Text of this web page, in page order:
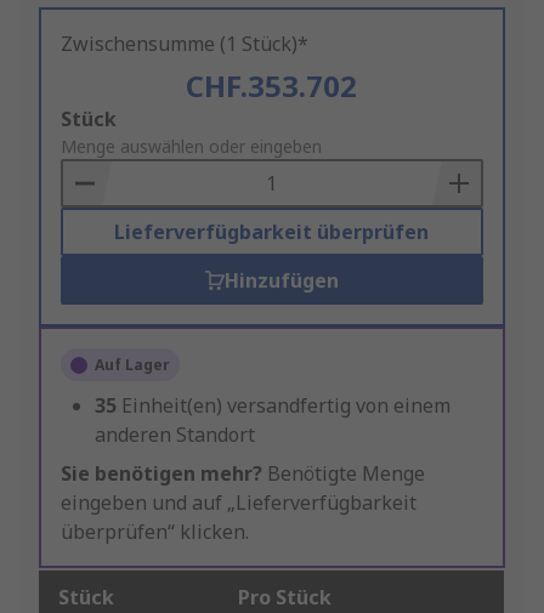
Zwischensumme (1 Stück)*
CHF.353.702
Add
to
Basket
Stück
Menge auswählen oder eingeben
Lieferverfügbarkeit überprüfen
Hinzufügen
Auf Lager
35 Einheit(en) versandfertig von einem
anderen Standort
Sie benötigen mehr? Benötigte Menge
eingeben und auf „Lieferverfügbarkeit
überprüfen“ klicken.
Stück Pro Stück